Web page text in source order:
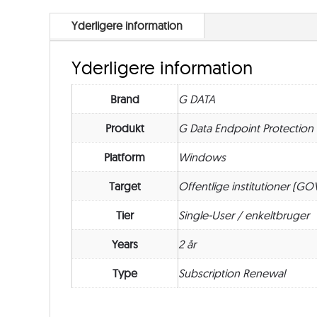
Yderligere information
Yderligere information
Brand G DATA
Produkt G Data Endpoint Protection
Platform Windows
Target Offentlige institutioner
Tier Single-User / enkeltbruger
Years 2 år
Type Subscription Renewal